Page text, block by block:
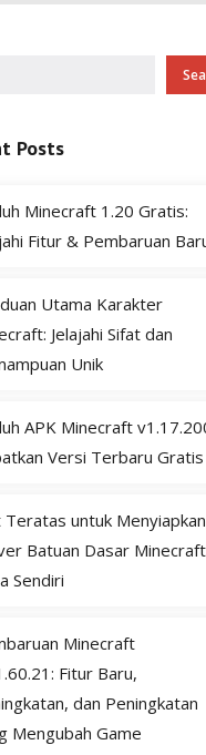
Posts
Minecraft 1.20 Gratis:
Fitur & Pembaruan
Utama Karakter
Jelajahi Sifat dan
Unik
APK Minecraft
Versi Terbaru Gratis
Teratas untuk Menyiapkan
Batuan Dasar Minecraft
Sendiri
Minecraft
Fitur Baru,
dan Peningkatan
Mengubah Game